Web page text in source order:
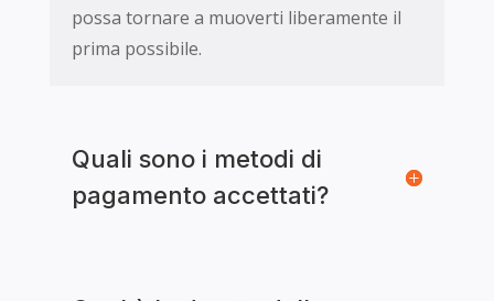
possa tornare a muoverti liberamente il
prima possibile.
Quali sono i metodi di
pagamento accettati?